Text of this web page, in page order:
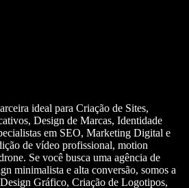
ideal para Criação de Sites,
Design de Marcas, Identidade
em SEO, Marketing Digital e
de vídeo profissional, motion
Se você busca uma agência de
minimalista e alta conversão, somos a
Gráfico, Criação de Logotipos,